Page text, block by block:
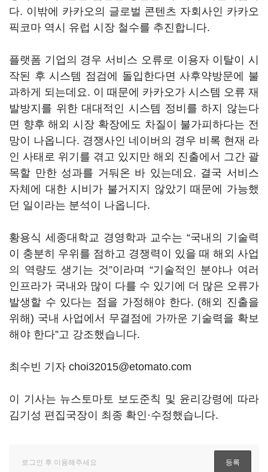
다. 이밖에 카카오의 글로벌 콘텐츠 자회사인 카카오
픽코마 역시 유럽 시장 철수를 추진합니다.
플랫폼 기업의 경우 서비스 오류로 이용자 이탈이 시
작된 후 시스템 점검에 돌입한다면 사후약방문에 불
과하게 되는데요. 이 때문에 카카오가 시스템 오류 재
발방지를 위한 대대적인 시스템 정비를 하지 않는다
면 향후 해외 시장 확장에도 차질이 불가피하다는 전
망이 나옵니다. 경쟁사인 네이버의 경우 비록 현재 라
인 사태로 위기를 겪고 있지만 해외 진출에서 그간 괄
목할 만한 성과를 거둬온 바 있는데요. 결국 서비스
자체에 대한 시비가 불거지지 않았기 때문에 가능했
던 일이라는 분석이 나옵니다.
황용식 세종대학교 경영학과 교수는 “국내의 기술력
이 충분히 우위를 점하고 경쟁력이 있을 때 해외 사업
의 역량도 생기는 것”이라며 “기술적인 분야나 여러
인프라가 국내와 많이 다를 수 있기에 더 많은 오류가
발생할 수 있다는 점을 가정해야 한다. (해외 진출을
위해) 국내 사업에서 무결점에 가까운 기술력을 확보
해야 한다”고 강조했습니다.
최수빈 기자 choi32015@etomato.com
이 기사는 뉴스토마토 보도준칙 및 윤리강령에 따라
김기성 편집국장이 최종 확인·수정했습니다.